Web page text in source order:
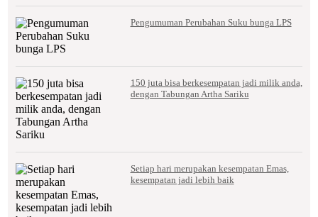
Pengumuman Perubahan Suku bunga LPS
150 juta bisa berkesempatan jadi milik anda,
dengan Tabungan Artha Sariku
Setiap hari merupakan kesempatan Emas,
kesempatan jadi lebih baik